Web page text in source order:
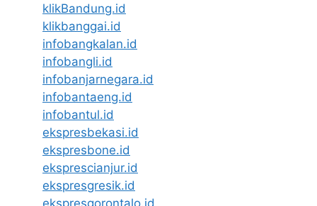
klikBandung.id
klikbanggai.id
infobangkalan.id
infobangli.id
infobanjarnegara.id
infobantaeng.id
infobantul.id
ekspresbekasi.id
ekspresbone.id
eksprescianjur.id
ekspresgresik.id
ekspresgorontalo.id